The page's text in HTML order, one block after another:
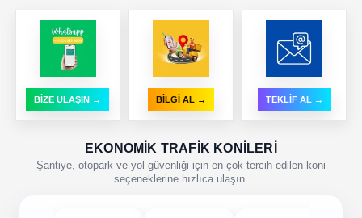
BİZE ULAŞIN → BİLGİ AL → TEKLİF AL →
EKONOMIK TRAFIK KONILERI
Şantiye, otopark ve yol güvenliği için en çok tercih edilen koni
seçeneklerine hızlıca ulaşın.